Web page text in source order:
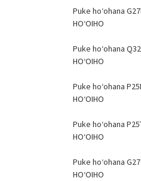
Puke hoʻohana
HOʻOIHO
Puke hoʻohana
HOʻOIHO
Puke hoʻohana
HOʻOIHO
Puke hoʻohana
HOʻOIHO
Puke hoʻohana
HOʻOIHO